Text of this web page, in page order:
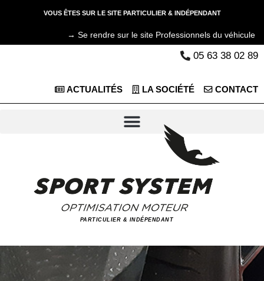
VOUS ÊTES SUR LE SITE PARTICULIER & INDÉPENDANT
→ Se rendre sur le site Professionnels du véhicule
PARTICULIER & INDÉPENDANT
05 63 38 02 89
ACTUALITÉS LA SOCIÉTÉ CONTACT